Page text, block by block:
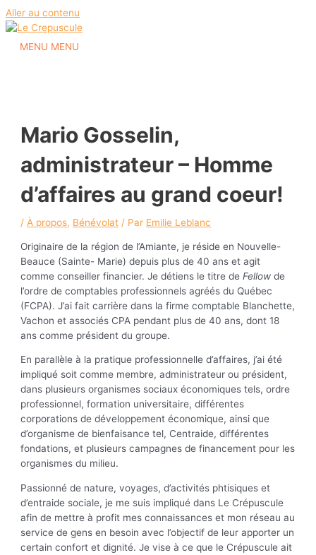
Aller au contenu
MENU MENU
Mario Gosselin,
administrateur – Homme
d’affaires au grand coeur!
/ À propos, Bénévolat / Par Emilie Leblanc
Originaire de la région de l’Amiante, je réside en Nouvelle-
Beauce (Sainte- Marie) depuis plus de 40 ans et agit
comme conseiller financier. Je détiens le titre deFellowde
l’ordre de comptables professionnels agréés du Québec
(FCPA). J’ai fait carrière dans la firme comptable Blanchette,
Vachon et associés CPA pendant plus de 40 ans, dont 18
ans comme président du groupe.
En parallèle à la pratique professionnelle d’affaires, j’ai été
impliqué soit comme membre, administrateur ou président,
dans plusieurs organismes sociaux économiques tels, ordre
professionnel, formation universitaire, différentes
corporations de développement économique, ainsi que
d’organisme de bienfaisance tel, Centraide, différentes
fondations, et plusieurs campagnes de financement pour les
organismes du milieu.
Passionné de nature, voyages, d’activités phtisiques et
d’entraide sociale, je me suis impliqué dans Le Crépuscule
afin de mettre à profit mes connaissances et mon réseau au
service de gens en besoin avec l’objectif de leur apporter un
certain confort et dignité. Je vise à ce que le Crépuscule ait